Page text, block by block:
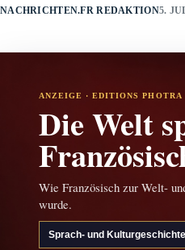
NACHRICHTEN.FR REDAKTION5.
ANZEIGE · EDITIONS PHOTRA
Die Welt
Wie Französisch zur Welt-
wurde.
Sprach- und